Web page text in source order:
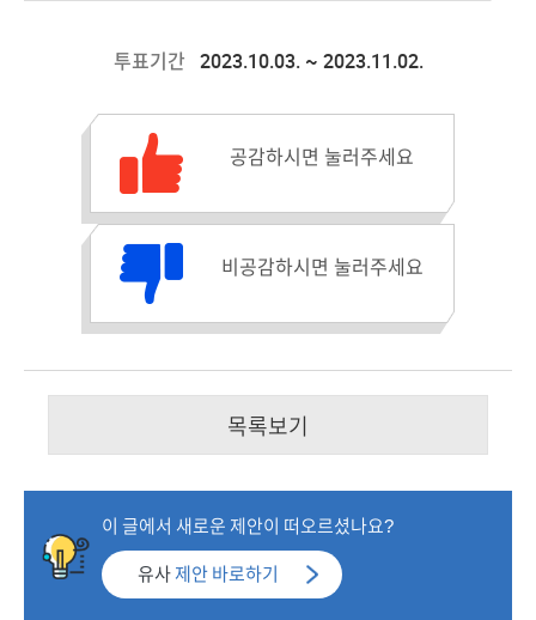
투표기간 2023.10.03. ~ 2023.11.02.
공감수 :
공감하시면 눌러주세요
비공감수 :
비공감하시면 눌러주세요
목록보기
이 글에서 새로운 제안이 떠오르셨나요?
유사 제안 바로하기